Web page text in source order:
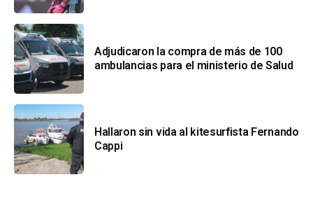
Adjudicaron la compra de más de 100
ambulancias para el ministerio de Salud
Hallaron sin vida al kitesurfista Fernando
Cappi